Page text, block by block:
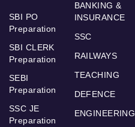
SBI PO
Preparation
SBI CLERK
Preparation
SEBI
Preparation
SSC JE
Preparation
BANKING &
INSURANCE
SSC
RAILWAYS
TEACHING
DEFENCE
ENGINEERING